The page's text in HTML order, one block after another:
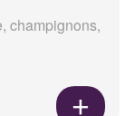
champignons,